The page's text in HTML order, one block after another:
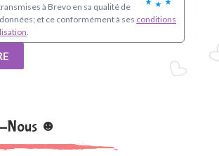
à Brevo en sa qualité de
et ce conformément à ses conditions
.
Nous ☻